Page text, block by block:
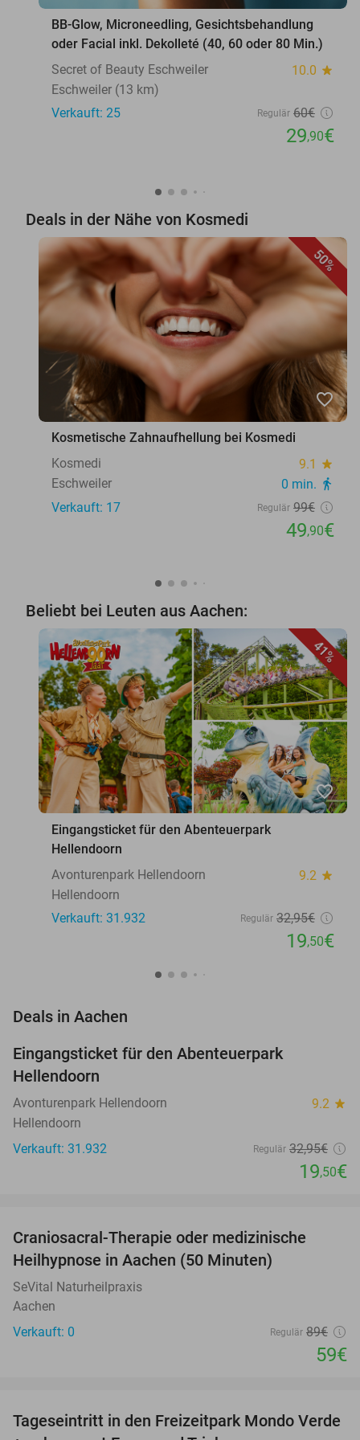
BB-Glow, Microneedling, Gesichtsbehandlung
oder Facial inkl. Dekolleté (40, 60 oder 80 Min.)
Secret of Beauty Eschweiler
10.0 star
Eschweiler (13 km)
Verkauft: 25
Regulär 60€
29,90€
Deals in der Nähe von Kosmedi
50%
favorite_border
Kosmetische Zahnaufhellung bei Kosmedi
Kosmedi
9.1 star
Eschweiler 0 min. directions_walk
Verkauft: 17 Regulär 99€
49,90€
Beliebt bei Leuten aus Aachen:
41%
favorite_border
Eingangsticket für den Abenteuerpark
Hellendoorn
Avonturenpark Hellendoorn
9.2 star
Hellendoorn
Verkauft: 31.932
Regulär 32,95€
19,50€
Deals in Aachen
Eingangsticket für den Abenteuerpark
Hellendoorn
Avonturenpark Hellendoorn 9.2 star
Hellendoorn
Verkauft: 31.932
Regulär 32,95€
19,50€
TODAY
Craniosacral-Therapie oder medizinische
Heilhypnose in Aachen (50 Minuten)
SeVital Naturheilpraxis
Aachen
Verkauft: 0
Regulär 89€
59€
25%
Tageseintritt in den Freizeitpark Mondo Verde